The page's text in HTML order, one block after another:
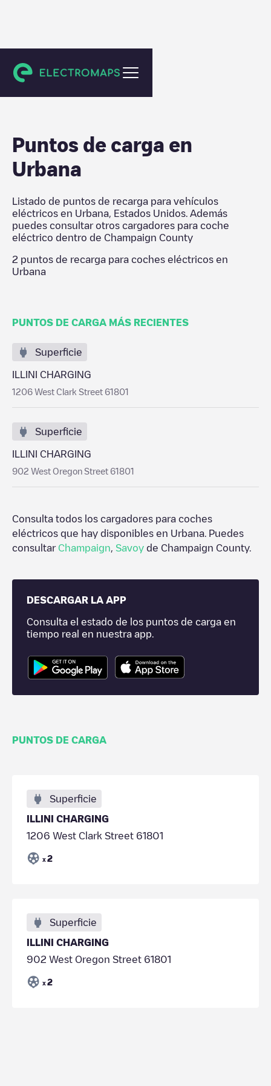
Champaign County
Puntos de carga en
Urbana
Listado de puntos de recarga para vehículos
eléctricos en Urbana Estados Unidos . Además
puedes consultar otros cargadores para coche
eléctrico dentro de Champaign County
2 puntos de recarga para coches eléctricos en
Urbana
PUNTOS DE CARGA MÁS RECIENTES
Superficie
ILLINI CHARGING
1206 West Clark Street 61801
Superficie
ILLINI CHARGING
902 West Oregon Street 61801
Consulta todos los cargadores para coches
eléctricos que hay disponibles en Urbana . Puedes
consultar Champaign Savoy de Champaign County.
DESCARGAR LA APP
Consulta el estado de los puntos de carga en
tiempo real en nuestra app.
PUNTOS DE CARGA
Superficie
ILLINI CHARGING
1206 West Clark Street 61801
x 2
Superficie
ILLINI CHARGING
902 West Oregon Street 61801
x 2